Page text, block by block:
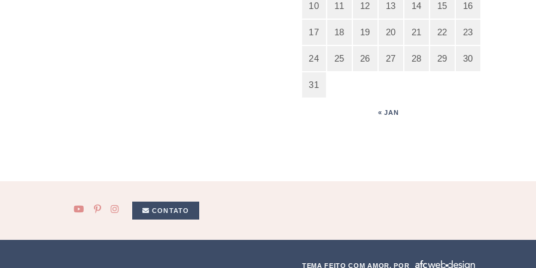
10 11 12 13 14 15 16
17 18 19 20 21 22 23
24 25 26 27 28 29 30
31
« JAN
CONTATO
TEMA FEITO COM AMOR, POR